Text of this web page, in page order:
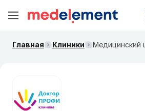
Главная Клиники